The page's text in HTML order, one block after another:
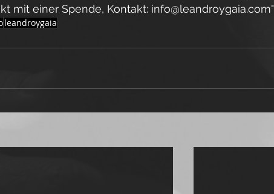
mit einer Spende, Kontakt: info@leandroygaia.com"
leandroygaia